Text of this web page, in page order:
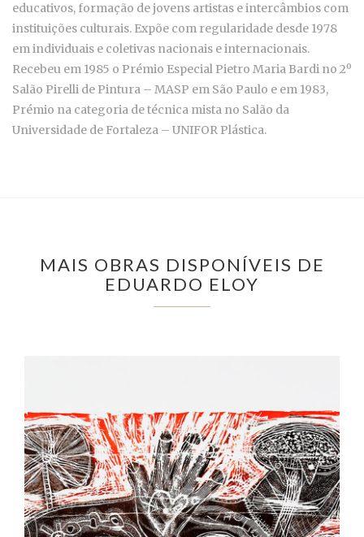
educativos, formação de jovens artistas e intercâmbios com
instituições culturais. Expõe com regularidade desde 1978
em individuais e coletivas nacionais e internacionais.
Recebeu em 1985 o Prémio Especial Pietro Maria Bardi no 2º
Salão Pirelli de Pintura – MASP em São Paulo e em 1983,
Prémio na categoria de técnica mista no Salão da
Universidade de Fortaleza – UNIFOR Plástica.
MAIS OBRAS DISPONÍVEIS DE
EDUARDO ELOY